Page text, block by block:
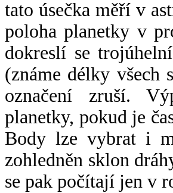
tato úsečka měří v
poloha planetky v
dokreslí se
(známe délky všech
označení zruší.
planetky, pokud je
Body lze vybrat i
zohledněn sklon
se pak počítají jen v